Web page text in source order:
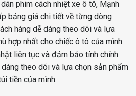
phim cách nhiệt xe ô tô, Mạnh
bảng giá chi tiết về từng dòng
hàng dễ dàng theo dõi và lựa
hợp nhất cho chiếc ô tô của mình.
liên tục và đảm bảo tính chính
theo dõi và lựa chọn sản phẩm
tiền của mình.